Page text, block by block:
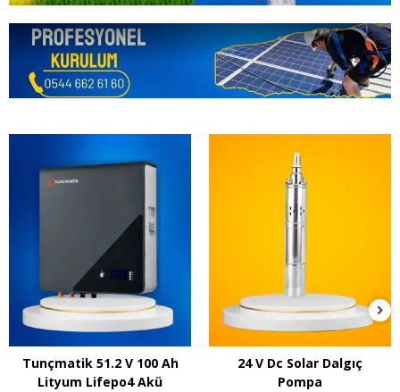
Tunçmatik 51.2 V 100 Ah
Lityum Lifepo4 Akü
24 V Dc Solar Dalgıç
Pompa